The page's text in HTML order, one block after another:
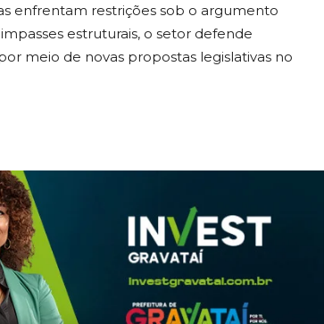
enfrentam restrições sob o argumento
estruturais, o setor defende
meio de novas propostas legislativas no